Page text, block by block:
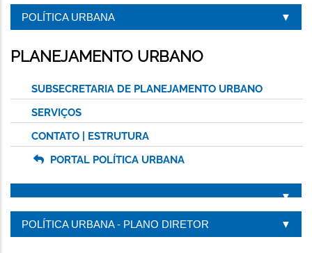
ESTA
PÁGINA
POLÍTICA URBANA
PLANEJAMENTO URBANO
SUBSECRETARIA DE PLANEJAMENTO URBANO
SERVIÇOS
CONTATO | ESTRUTURA
PORTAL POLÍTICA URBANA
POLÍTICA URBANA - PLANO DIRETOR